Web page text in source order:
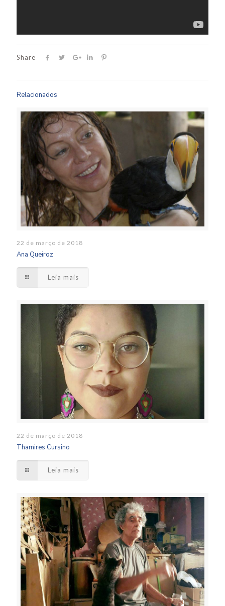
Share
Relacionados
22 de março de 2018
Ana Queiroz
Leia mais
22 de março de 2018
Thamires Cursino
Leia mais